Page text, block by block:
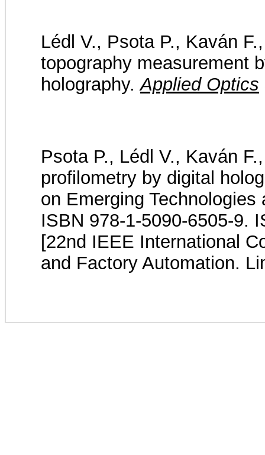
Lédl V., Psota P., Kaván
topography measurement
holography.Applied Optics
Psota P., Lédl V., Kaván
profilometry by digital
on Emerging
ISBN 978-1-5090-6505-9.
[22nd IEEE International
and Factory Automation.